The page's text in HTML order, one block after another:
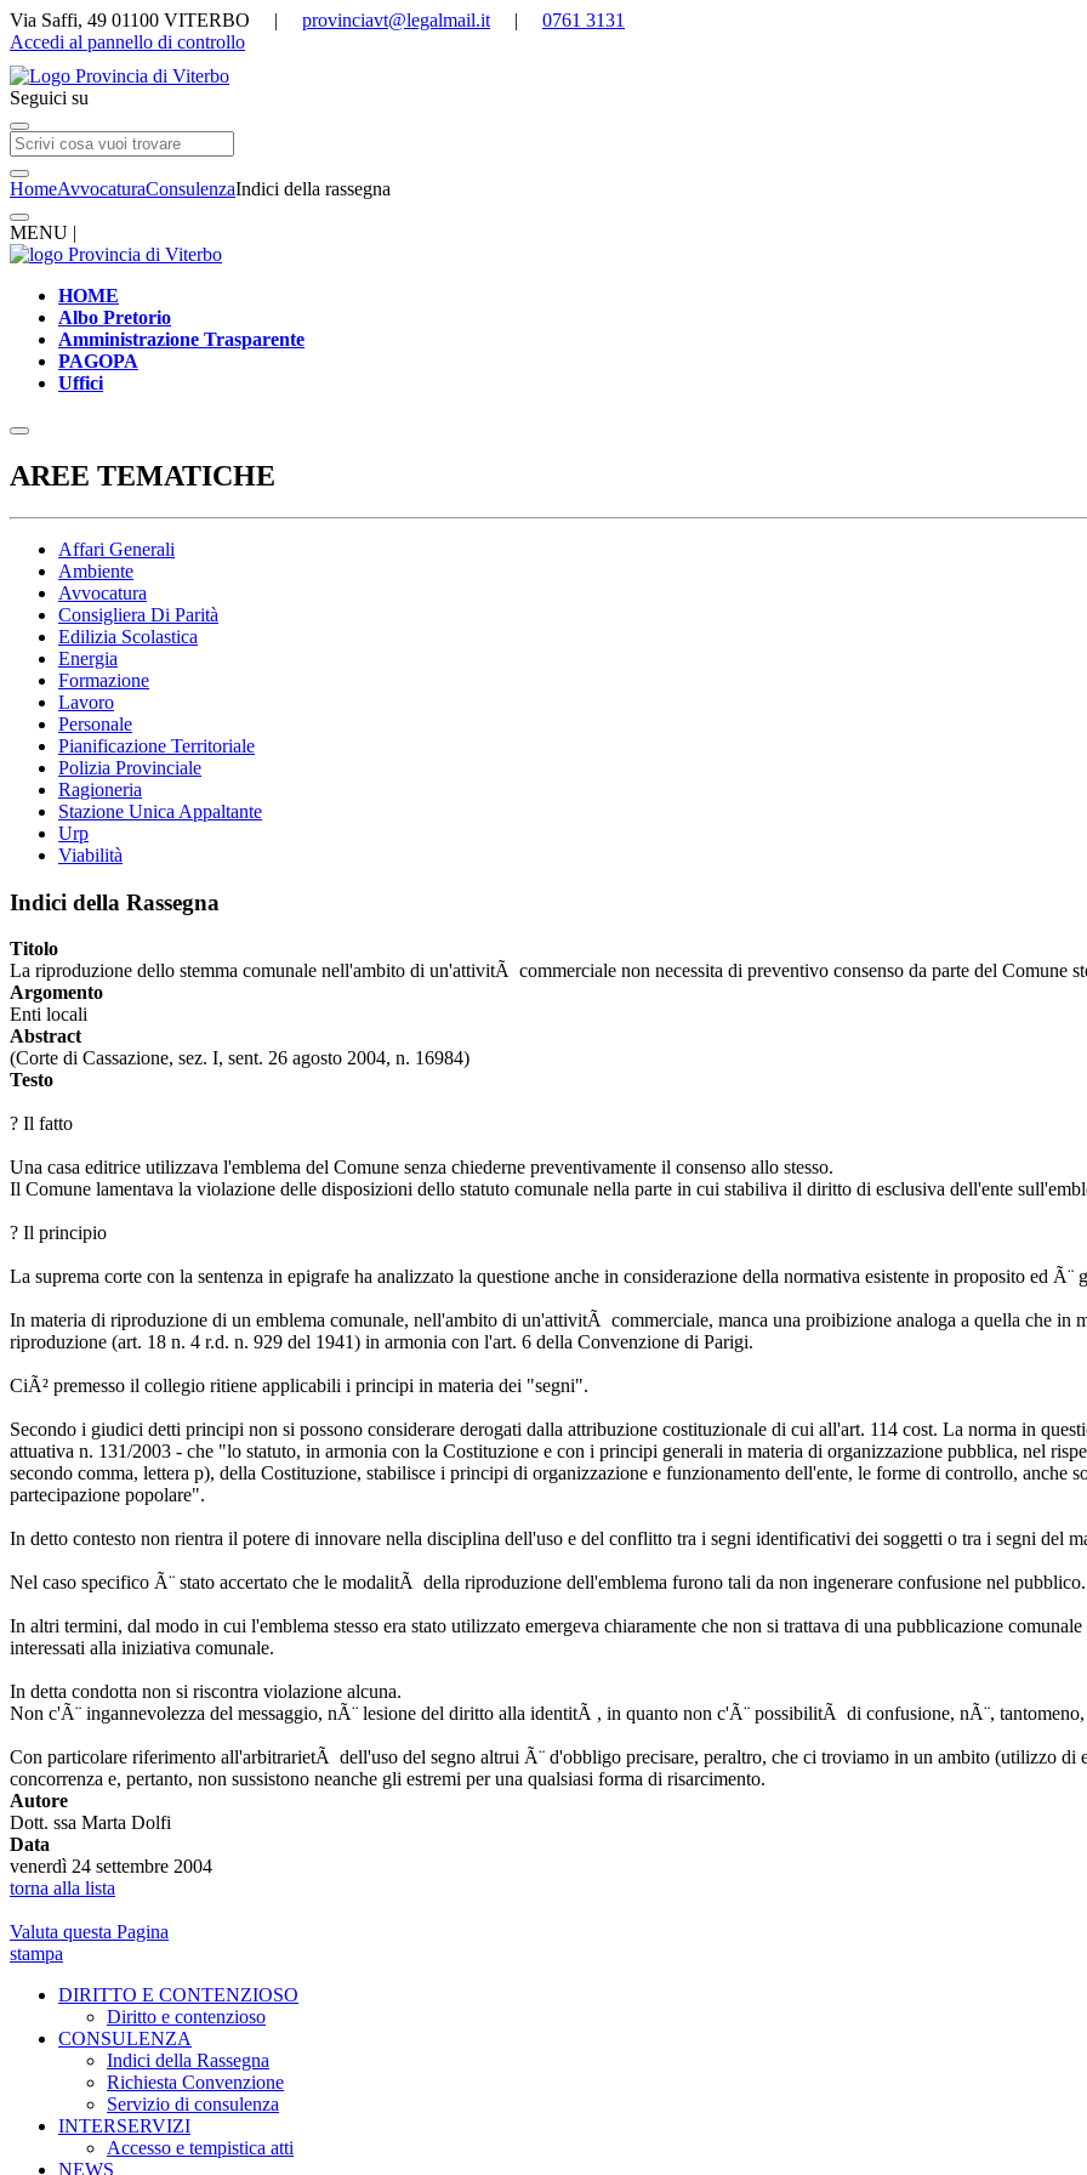
Via Saffi, 49 01100 VITERBO | provinciavt@legalmail.it | 0761 3131
Accedi al pannello di controllo
Seguici su
HomeAvvocaturaConsulenzaIndici della rassegna
MENU |
HOME
Albo Pretorio
Amministrazione Trasparente
PAGOPA
Uffici
AREE TEMATICHE
Affari Generali
Ambiente
Avvocatura
Consigliera Di Parità
Edilizia Scolastica
Energia
Formazione
Lavoro
Personale
Pianificazione Territoriale
Polizia Provinciale
Ragioneria
Stazione Unica Appaltante
Urp
Viabilità
Indici della Rassegna
Titolo
La riproduzione dello stemma comunale nell'ambito di un'attivitÃ commerciale non necessita di preventivo consenso da parte del Comune
Argomento
Enti locali
Abstract
(Corte di Cassazione, sez. I, sent. 26 agosto 2004, n. 16984)
Testo
? Il fatto
Una casa editrice utilizzava l'emblema del Comune senza chiederne preventivamente il consenso allo stesso.
Il Comune lamentava la violazione delle disposizioni dello statuto comunale nella parte in cui stabiliva il diritto di esclusiva dell'ente
? Il principio
La suprema corte con la sentenza in epigrafe ha analizzato la questione anche in considerazione della normativa esistente in proposito ed Ã¨
In materia di riproduzione di un emblema comunale, nell'ambito di un'attivitÃ commerciale, manca una proibizione analoga a quella che in
riproduzione (art. 18 n. 4 r.d. n. 929 del 1941) in armonia con l'art. 6 della Convenzione di Parigi.
CiÃ² premesso il collegio ritiene applicabili i principi in materia dei "segni".
Secondo i giudici detti principi non si possono considerare derogati dalla attribuzione costituzionale di cui all'art. 114 cost. La norma in
attuativa n. 131/2003 - che "lo statuto, in armonia con la Costituzione e con i principi generali in materia di organizzazione pubblica, nel
secondo comma, lettera p), della Costituzione, stabilisce i principi di organizzazione e funzionamento dell'ente, le forme di controllo,
partecipazione popolare".
In detto contesto non rientra il potere di innovare nella disciplina dell'uso e del conflitto tra i segni identificativi dei soggetti o tra i segni del
Nel caso specifico Ã¨ stato accertato che le modalitÃ della riproduzione dell'emblema furono tali da non ingenerare confusione nel pubblico.
In altri termini, dal modo in cui l'emblema stesso era stato utilizzato emergeva chiaramente che non si trattava di una pubblicazione
interessati alla iniziativa comunale.
In detta condotta non si riscontra violazione alcuna.
Non c'Ã¨ ingannevolezza del messaggio, nÃ¨ lesione del diritto alla identitÃ , in quanto non c'Ã¨ possibilitÃ di confusione, nÃ¨,
Con particolare riferimento all'arbitrarietÃ dell'uso del segno altrui Ã¨ d'obbligo precisare, peraltro, che ci troviamo in un ambito (utilizzo
concorrenza e, pertanto, non sussistono neanche gli estremi per una qualsiasi forma di risarcimento.
Autore
Dott. ssa Marta Dolfi
Data
venerdì 24 settembre 2004
torna alla lista
Valuta questa Pagina
stampa
DIRITTO E CONTENZIOSO
Diritto e contenzioso
CONSULENZA
Indici della Rassegna
Richiesta Convenzione
Servizio di consulenza
INTERSERVIZI
Accesso e tempistica atti
NEWS